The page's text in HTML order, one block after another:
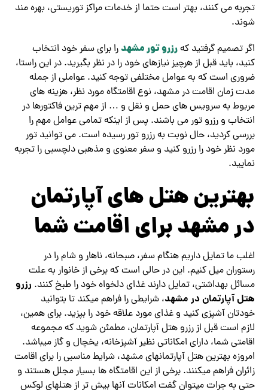
تجربه می کنند، بهتر است حتما از خدمات مراکز توریستی، بهره مند
شوند.
اگر تصمیم گرفتید کهرزرو تور مشهدرا برای سفر خود انتخاب
کنید، باید قبل از هرچیز نیازهای خود را در نظر بگیرید. در این راستا،
ضروری است که به عوامل مختلفی توجه کنید. عواملی از جمله
مدت زمان اقامت در مشهد، نوع اقامتگاه مورد نظر، هزینه های
مربوط به سرویس های حمل و نقل و … از مهم ترین فاکتورها در
انتخاب و رزرو تور می باشند. پس از اینکه تمامی عوامل مهم را
بررسی کردید، حال نوبت به رزرو تور رسیده است. می توانید تور
مورد نظر خود را رزرو کنید و سفر معنوی و مذهبی دلچسبی را تجربه
نمایید.
بهترین هتل های آپارتمان
در مشهد برای اقامت شما
اغلب ما تمایل داریم هنگام سفر، صبحانه، ناهار و شام را در
رستوران میل کنیم. این در حالی است که برخی از خانوار به علت
مسائل بهداشتی، تمایل دارند غذای دلخواه خود را طبخ کنند. رزرو
هتل آپارتمان در مشهد
، شرایطی را فراهم می‎کند تا بتوانید
خودتان آشپزی کنید و غذای مورد علاقه خود را بپزید. برای همین،
لازم است قبل از رزرو هتل آپارتمان، مطمئن شوید که مجموعه
اقامتی شما، دارای امکاناتی نظیر آشپزخانه، یخچال و گاز می‎باشد.
امروزه بهترین هتل آپارتمان‎های مشهد، شرایط مناسبی را برای اقامت
زائران فراهم می‎کنند. برخی از این اقامتگاه ها بسیار مجلل هستند و
حتی به جرات می‎توان گفت امکانات آن‎ها بیش تر از هتل‎های لوکس